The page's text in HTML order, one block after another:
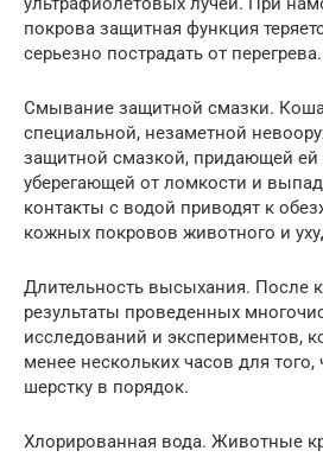
покрова защитная функция
серьезно пострадать от перегрева.
Смывание защитной смазки.
специальной, незаметной
защитной смазкой, придающей ей
уберегающей от ломкости и
контакты с водой приводят к
кожных покровов животного и
Длительность высыхания. После
результаты проведенных
исследований и экспериментов,
менее нескольких часов для
шерстку в порядок.
Хлорированная вода. Животные